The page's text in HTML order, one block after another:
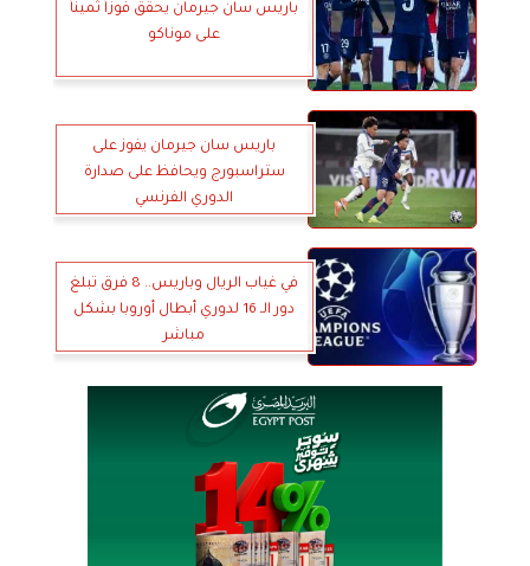
باريس سان جيرمان يحقق فوزاً ثميناً
على موناكو
باريس سان جيرمان يفوز على
ستراسبورج ويحافظ على صدارة
الدوري الفرنسي
في غياب الريال وباريس.. 8 فرق تبلغ
دور الـ 16 لدوري أبطال أوروبا بشكل
مباشر